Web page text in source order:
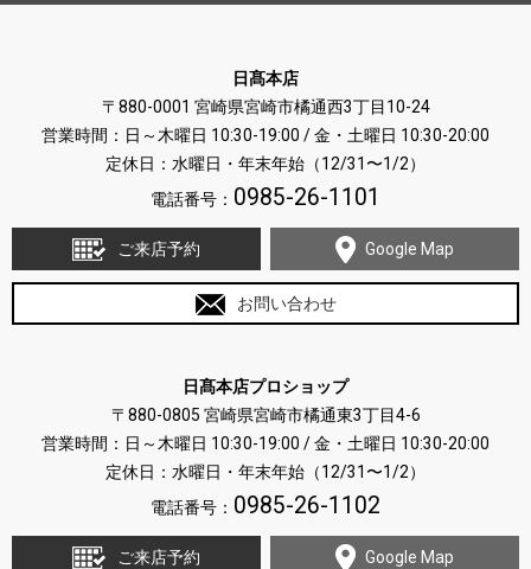
日髙本店
〒880-0001 宮崎県宮崎市橘通西3丁目10-24
営業時間：日～木曜日 10:30-19:00 / 金・土曜日 10:30-20:00
定休日：水曜日・年末年始（12/31〜1/2）
電話番号： 0985-26-1101
ご来店予約 Google Map
お問い合わせ
日髙本店プロショップ
〒880-0805 宮崎県宮崎市橘通東3丁目4-6
営業時間：日～木曜日 10:30-19:00 / 金・土曜日 10:30-20:00
定休日：水曜日・年末年始（12/31〜1/2）
電話番号： 0985-26-1102
ご来店予約 Google Map